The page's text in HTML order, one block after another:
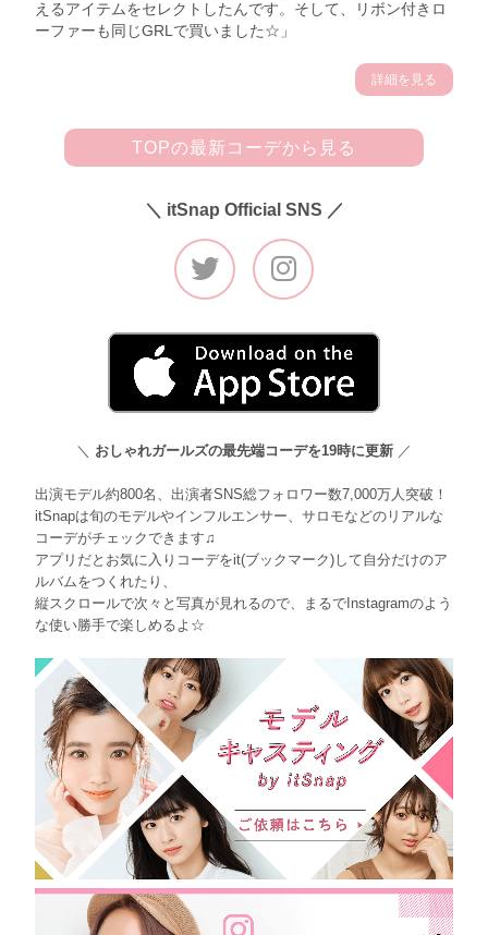
えるアイテムをセレクトしたんです。そして、リボン付きロ
ーファーも同じGRLで買いました☆」
詳細を見る
TOPの最新コーデから見る
＼ itSnap Official SNS ／
＼ おしゃれガールズの最先端コーデを19時に更新 ／
出演モデル約800名、出演者SNS総フォロワー数7,000万人突破！
itSnapは旬のモデルやインフルエンサー、サロモなどのリアルな
コーデがチェックできます♫
アプリだとお気に入りコーデをit(ブックマーク)して自分だけのア
ルバムをつくれたり、
縦スクロールで次々と写真が見れるので、まるでInstagramのよう
な使い勝手で楽しめるよ☆